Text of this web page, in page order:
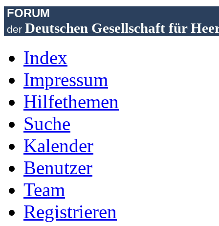
FORUM
der Deutschen Gesellschaft für
Index
Impressum
Hilfethemen
Suche
Kalender
Benutzer
Team
Registrieren